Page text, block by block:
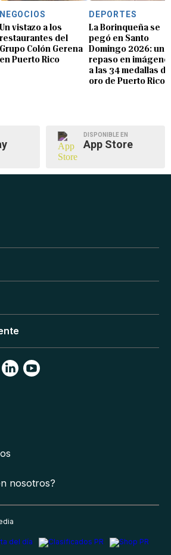
NEGOCIOS
Un vistazo a los
restaurantes del
Grupo Colón Gerena
en Puerto Rico
DEPORTES
La Borinqueña se
pegó en Santo
Domingo 2026: un
repaso en
a las 34 medallas de
oro de Puerto Rico
DISPONIBLE EN
App Store
nosotros?